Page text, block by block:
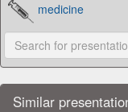
medicine
Similar